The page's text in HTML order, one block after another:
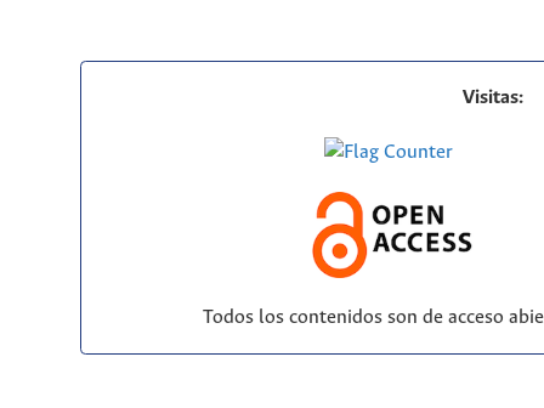
Visitas:
Todos los contenidos son de acceso